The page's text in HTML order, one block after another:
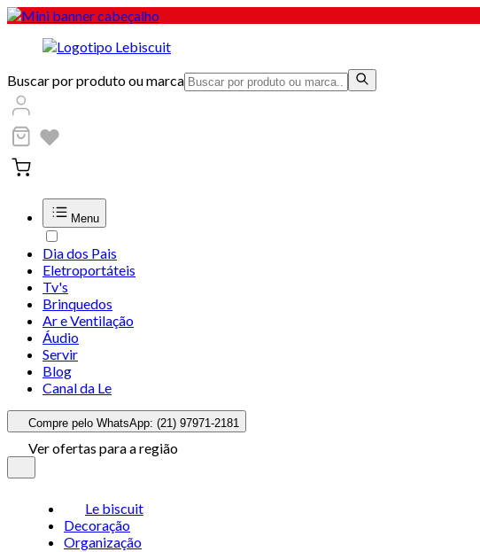
Buscar por produto ou marca
Menu
Dia dos Pais
Eletroportáteis
Tv's
Brinquedos
Ar e Ventilação
Áudio
Servir
Blog
Canal da Le
Compre pelo WhatsApp: (21) 97971-2181
Ver ofertas para a região
Le biscuit
Decoração
Organização